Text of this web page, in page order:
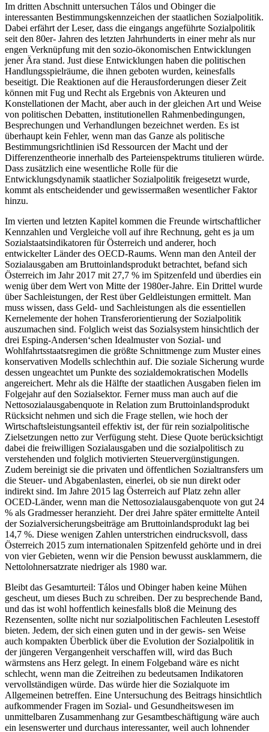
Im dritten Abschnitt untersuchen Tálos und Obingerdie
interessanten Bestimmungskennzeichen der staatlichen Sozialpolitik.
Dabei erfährt der Leser, dass die eingangs angeführte Sozialpolitik
seit den 80er- Jahren des letzten Jahrhunderts in einer mehr als nur
engen Verknüpfung mit den sozio-ökonomischen Entwicklungen
jener Ära stand. Just diese Entwicklungen haben die politischen
Handlungsspielräume, die ihnen geboten wurden, keinesfalls
beseitigt. Die Reaktionen auf die Herausforderungen dieser Zeit
können mit Fug und Recht als Ergebnis von Akteuren und
Konstellationen der Macht, aber auch in der gleichen Art und Weise
von politischen Debatten, institutionellen Rahmenbedingungen,
Besprechungen und Verhandlungen bezeichnet werden. Es ist
überhaupt kein Fehler, wenn man das Ganze als politische
Bestimmungsrichtlinien iSd Ressourcen der Macht und der
Differenzentheorie innerhalb des Parteienspektrums titulieren würde.
Dass zusätzlich eine wesentliche Rolle für die
Entwicklungsdynamik staatlicher Sozialpolitik freigesetzt wurde,
kommt als entscheidender und gewissermaßen wesentlicher Faktor
hinzu.
Im vierten und letzten Kapitel kommen die Freunde wirtschaftlicher
Kennzahlen und Vergleiche voll auf ihre Rechnung, geht es ja um
Sozialstaatsindikatoren für Österreich und anderer, hoch
entwickelter Länder des OECD-Raums. Wenn man den Anteil der
Sozialausgaben am Bruttoinlandsprodukt betrachtet, befand sich
Österreich im Jahr 2017 mit 27,7 % im Spitzenfeld und überdies ein
wenig über dem Wert von Mitte der 1980er-Jahre. Ein Drittel wurde
über Sachleistungen, der Rest über Geldleistungen ermittelt. Man
muss wissen, dass Geld- und Sachleistungen als die essentiellen
Kernelemente der hohen Transferorientierung der Sozialpolitik
auszumachen sind. Folglich weist das Sozialsystem hinsichtlich der
drei Esping-Andersen‘schen Idealmuster von Sozial- und
Wohlfahrtsstaatsregimen die größte Schnittmenge zum Muster eines
konservativen Modells schlechthin auf. Die soziale Sicherung wurde
dessen ungeachtet um Punkte des sozialdemokratischen Modells
angereichert. Mehr als die Hälfte der staatlichen Ausgaben fielen im
Folgejahr auf den Sozialsektor. Ferner muss man auch auf die
Nettosozialausgabenquote in Relation zum Bruttoinlandsprodukt
Rücksicht nehmen und sich die Frage stellen, wie hoch der
Wirtschaftsleistungsanteil effektiv ist, der für rein sozialpolitische
Zielsetzungen netto zur Verfügung steht. Diese Quote berücksichtigt
dabei die freiwilligen Sozialausgaben und die sozialpolitisch zu
verstehenden und folglich motivierten Steuervergünstigungen.
Zudem bereinigt sie die privaten und öffentlichen Sozialtransfers um
die Steuer- und Abgabenlasten, einerlei, ob sie nun direkt oder
indirekt sind. Im Jahre 2015 lag Österreich auf Platz zehn aller
OCED-Länder, wenn man die Nettosozialausgabenquote von gut 24
% als Gradmesser heranzieht. Der drei Jahre später ermittelte Anteil
der Sozialversicherungsbeiträge am Bruttoinlandsprodukt lag bei
14,7 %. Diese wenigen Zahlen unterstrichen eindrucksvoll, dass
Österreich 2015 zum internationalen Spitzenfeld gehörte und in drei
von vier Gebieten, wenn wir die Pension bewusst ausklammern, die
Nettolohnersatzrate niedriger als 1980 war.
Bleibt das Gesamturteil: Tálos und Obingerhaben keine Mühen
gescheut, um dieses Buch zu schreiben. Der zu besprechende Band,
und das ist wohl hoffentlich keinesfalls bloß die Meinung des
Rezensenten, sollte nicht nur sozialpolitischen Fachleuten Lesestoff
bieten. Jedem, der sich einen guten und in der gewis- sen Weise
auch kompakten Überblick über die Evolution der Sozialpolitik in
der jüngeren Vergangenheit verschaffen will, wird das Buch
wärmstens ans Herz gelegt. In einem Folgeband wäre es nicht
schlecht, wenn man die Zeitreihen zu bedeutsamen Indikatoren
vervollständigen würde. Das würde hier die Sozialquote im
Allgemeinen betreffen. Eine Untersuchung des Beitrags hinsichtlich
aufkommender Fragen im Sozial- und Gesundheitswesen im
unmittelbaren Zusammenhang zur Gesamtbeschäftigung wäre auch
ein lesenswerter und durchaus interessanter, weil auch lohnender